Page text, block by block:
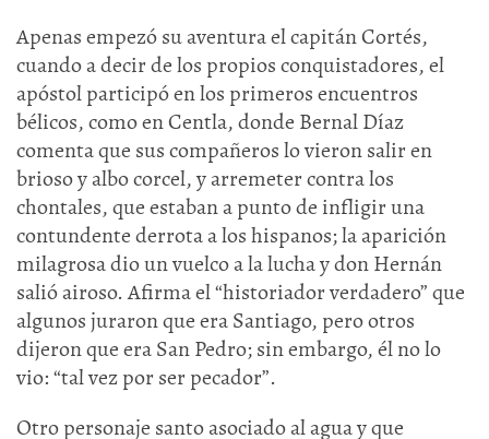
Apenas empezó su aventura el capitán Cortés,
cuando a decir de los propios conquistadores, el
apóstol participó en los primeros encuentros
bélicos, como en Centla, donde Bernal Díaz
comenta que sus compañeros lo vieron salir en
brioso y albo corcel, y arremeter contra los
chontales, que estaban a punto de infligir una
contundente derrota a los hispanos; la aparición
milagrosa dio un vuelco a la lucha y don Hernán
salió airoso. Afirma el “historiador verdadero” que
algunos juraron que era Santiago, pero otros
dijeron que era San Pedro; sin embargo, él no lo
vio: “tal vez por ser pecador”.
Otro personaje santo asociado al agua y que